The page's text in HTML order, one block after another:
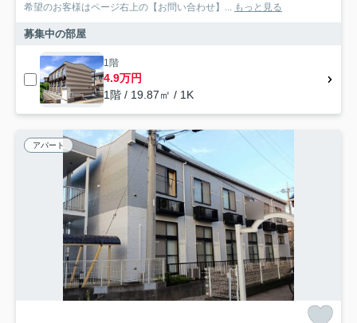
希望のお客様はページ右上の【お問い合わせ】... もっと見る
募集中の部屋
1階
4.9万円
1階 / 19.87㎡ / 1K
アパート